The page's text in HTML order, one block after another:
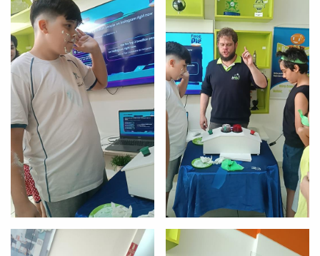
Preencha com seus dados abaixo e
já vamos te colocar em contato
com a